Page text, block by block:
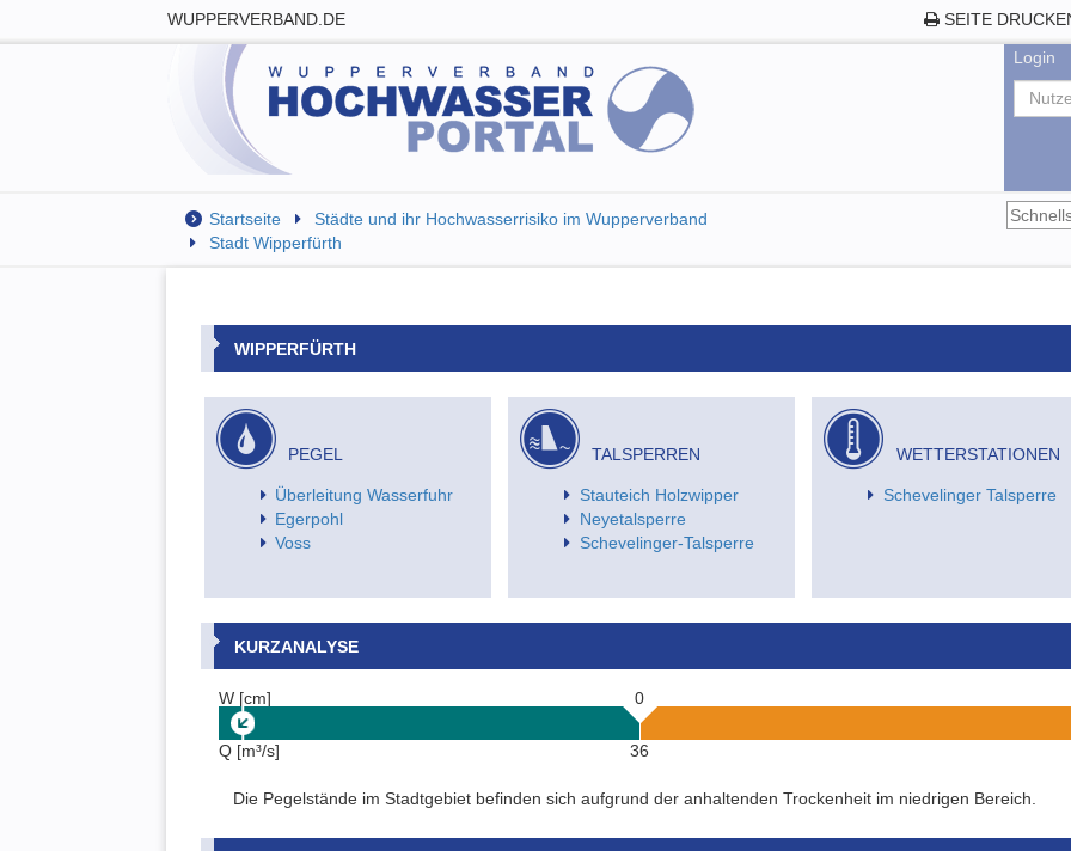
WUPPERVERBAND.DE SEITE
Login
Startseite
Städte und ihr Hochwasserrisiko im Wupperverband
Stadt Wipperfürth
WIPPERFÜRTH
PEGEL
Überleitung Wasserfuhr
Egerpohl
Voss
TALSPERREN
Stauteich Holzwipper
Neyetalsperre
Schevelinger-Talsperre
WETTERSTATIONEN
Schevelinger Talsperre
KURZANALYSE
W [cm] 0
Q [m³/s] 36
Die Pegelstände im Stadtgebiet befinden sich aufgrund der anhaltenden Trockenheit im niedrigen Bereich.